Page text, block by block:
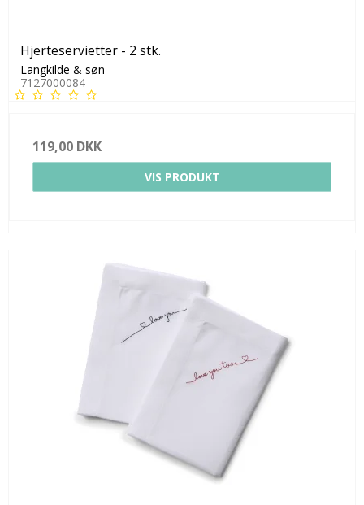
Hjerteservietter - 2 stk.
Langkilde & søn
7127000084
119,00 DKK
VIS PRODUKT